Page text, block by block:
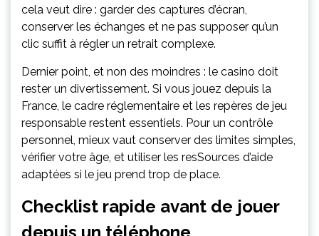
cela veut dire : garder des captures d’écran,
conserver les échanges et ne pas supposer qu’un
clic suffit à régler un retrait complexe.
Dernier point, et non des moindres : le casino doit
rester un divertissement. Si vous jouez depuis la
France, le cadre réglementaire et les repères de jeu
responsable restent essentiels. Pour un contrôle
personnel, mieux vaut conserver des limites simples,
vérifier votre âge, et utiliser les resSources d’aide
adaptées si le jeu prend trop de place.
Checklist rapide avant de jouer